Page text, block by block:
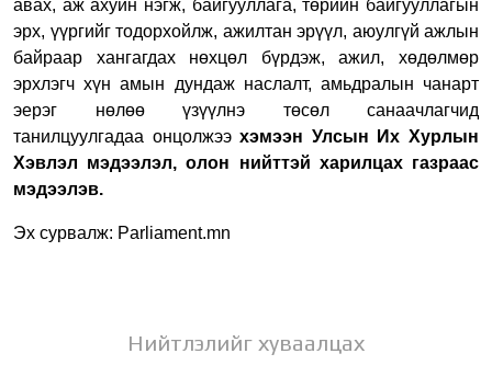
авах, аж ахуйн нэгж, байгууллага, төрийн байгууллагын
эрх, үүргийг тодорхойлж, ажилтан эрүүл, аюулгүй ажлын
байраар хангагдах нөхцөл бүрдэж, ажил, хөдөлмөр
эрхлэгч хүн амын дундаж наслалт, амьдралын чанарт
эерэг нөлөө үзүүлнэ төсөл санаачлагчид
танилцуулгадаа онцолжээхэмээн Улсын Их Хурлын
Хэвлэл мэдээлэл, олон нийттэй харилцах газраас
мэдээлэв.
Эх сурвалж: Parliament.mn
Нийтлэлийг хуваалцах